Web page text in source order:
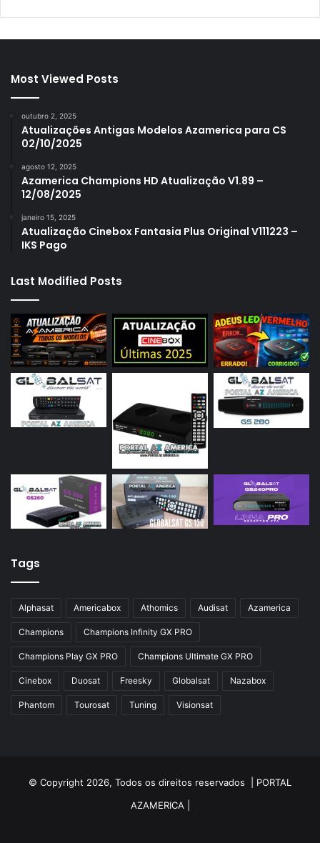
Most Viewed Posts
outubro 2, 2025
Atualizações Antigas Modelos Azamerica para CS
02/10/2025
agosto 12, 2025
Azamerica Champions HD Atualização V1.89 –
12/08/2025
janeiro 15, 2025
Atualização Cinebox Fantasia Plus Original V111223 –
IKS Pago
Last Modified Posts
Tags
Alphasat Americabox Athomics Audisat Azamerica
Champions Champions Infinity GX PRO
Champions Play GX PRO Champions Ultimate GX PRO
Cinebox Duosat Freesky Globalsat Nazabox
Phantom Tourosat Tuning Visionsat
© Copyright 2026, Todos os direitos reservados | PORTAL
AZAMERICA